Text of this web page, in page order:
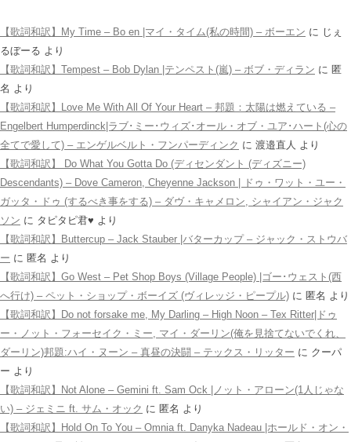
【歌詞和訳】My Time – Bo en |マイ・タイム(私の時間) – ボーエン に じぇ
るぼーる より
【歌詞和訳】Tempest – Bob Dylan |テンペスト(嵐) – ボブ・ディラン に 匿
名 より
【歌詞和訳】Love Me With All Of Your Heart – 邦題：太陽は燃えている –
Engelbert Humperdinck|ラブ･ミー･ウィズ･オール・オブ・ユア･ハート(心の
全てで愛して) – エンゲルベルト・フンパーディンク に 渡邉直人 より
【歌詞和訳】 Do What You Gotta Do (ディセンダント (ディズニー)
Descendants) – Dove Cameron, Cheyenne Jackson | ドゥ・ワット・ユー・
ガッタ・ドゥ (するべき事をする) – ダヴ・キャメロン, シャイアン・ジャク
ソン に タピタピ君♥️ より
【歌詞和訳】Buttercup – Jack Stauber |バターカップ – ジャック・ストウバ
ー に 匿名 より
【歌詞和訳】Go West – Pet Shop Boys (Village People) |ゴー･ウェスト(西
へ行け) – ペット・ショップ・ボーイズ (ヴィレッジ・ピープル) に 匿名 より
【歌詞和訳】Do not forsake me, My Darling – High Noon – Tex Ritter|ドゥ
ー・ノット・フォーセイク・ミー, マイ・ダーリン(俺を見捨てないでくれ、
ダーリン)邦題:ハイ・ヌーン – 真昼の決闘 – テックス・リッター に クーパ
ー より
【歌詞和訳】Not Alone – Gemini ft. Sam Ock |ノット・アローン(1人じゃな
い) – ジェミニ ft. サム・オック に 匿名 より
【歌詞和訳】Hold On To You – Omnia ft. Danyka Nadeau |ホールド・オン・